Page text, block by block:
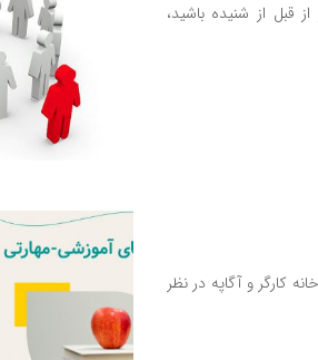
قبل از شنیده باشید،
کارگر و آگاپه در نظر